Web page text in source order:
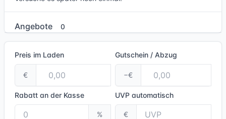
Angebote 0
Preis im Laden
€
Gutschein / Abzug
−€
Rabatt an der Kasse
%
UVP automatisch
€